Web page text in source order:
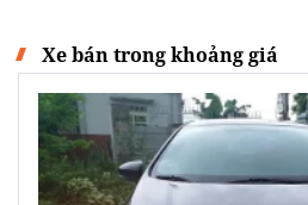
Xe bán trong khoảng giá